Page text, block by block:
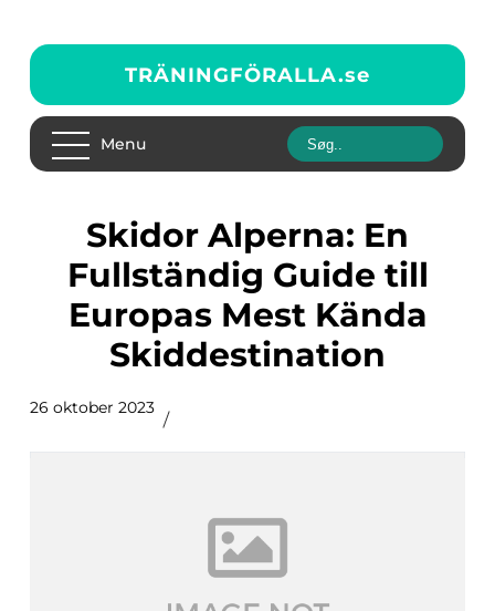
TRÄNINGFÖRALLA.se
Menu
Skidor Alperna: En
Fullständig Guide till
Europas Mest Kända
Skiddestination
26 oktober 2023